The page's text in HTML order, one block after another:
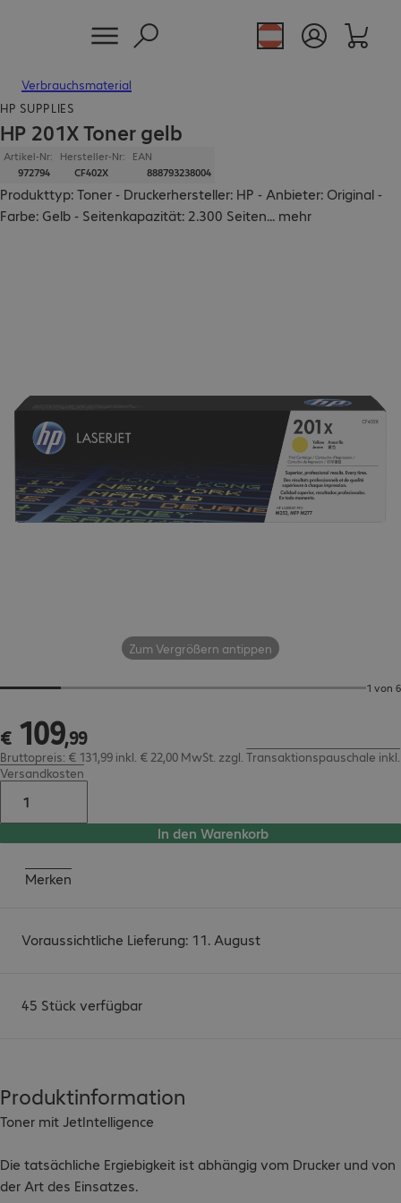
Verbrauchsmaterial
Zum Vergrößern antippen
1 von 6
HP SUPPLIES
HP 201X Toner gelb
Artikel-Nr:
972794
Hersteller-Nr:
CF402X
EAN
888793238004
Produkttyp: Toner - Druckerhersteller: HP - Anbieter: Original -
Farbe: Gelb - Seitenkapazität: 2.300 Seiten... mehr
€ 109,99
€ 109,99
Bruttopreis: € 131,99 inkl. € 22,00 MwSt. zzgl. Transaktionspauschale inkl.
Versandkosten
In den Warenkorb
Merken
Voraussichtliche Lieferung: 11. August
45 Stück verfügbar
Produktinformation
Toner mit JetIntelligence
Die tatsächliche Ergiebigkeit ist abhängig vom Drucker und von
der Art des Einsatzes.